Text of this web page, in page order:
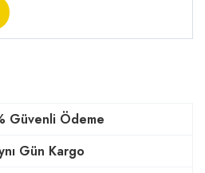
Güvenli Ödeme
Gün Kargo